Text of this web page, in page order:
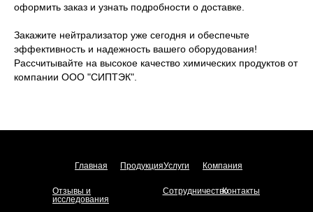
оформить заказ и узнать подробности о доставке.
Закажите нейтрализатор уже сегодня и обеспечьте
эффективность и надежность вашего оборудования!
Рассчитывайте на высокое качество химических продуктов от
компании ООО "СИПТЭК".
Главная ПродукцияУслуги
Отзывы и
исследования
Компания
СотрудничествоКонтакты